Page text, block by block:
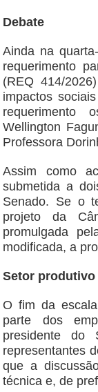
Debate
Ainda na
requerimento
(REQ 414/
impactos
requerimento
Wellington
Professora
Assim como
submetida a
Senado. Se o
projeto da
promulgada
modificada, a
Setor produtivo
O fim da
parte dos
presidente do
representantes
que a
técnica e, de